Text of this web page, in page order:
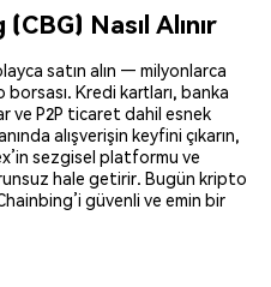
Nasıl Alınır
satın alın — milyonlarca
Kredi kartları, banka
ve P2P ticaret dahil esnek
alışverişin keyfini çıkarın,
sezgisel platformu ve
hale getirir. Bugün kripto
güvenli ve emin bir